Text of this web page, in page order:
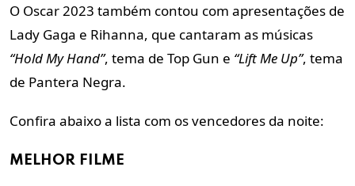
O Oscar 2023 também contou com apresentações de
Lady Gaga e Rihanna, que cantaram as músicas
“Hold My Hand”, tema de Top Gun e “Lift Me Up”, tema
de Pantera Negra.
Confira abaixo a lista com os vencedores da noite:
MELHOR FILME